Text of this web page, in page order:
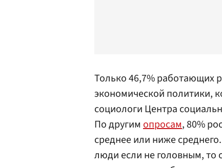
Только 46,7% работающих
экономической политики,
социологи Центра
По другим опросам, 80%
среднее или ниже
люди если не головным, то